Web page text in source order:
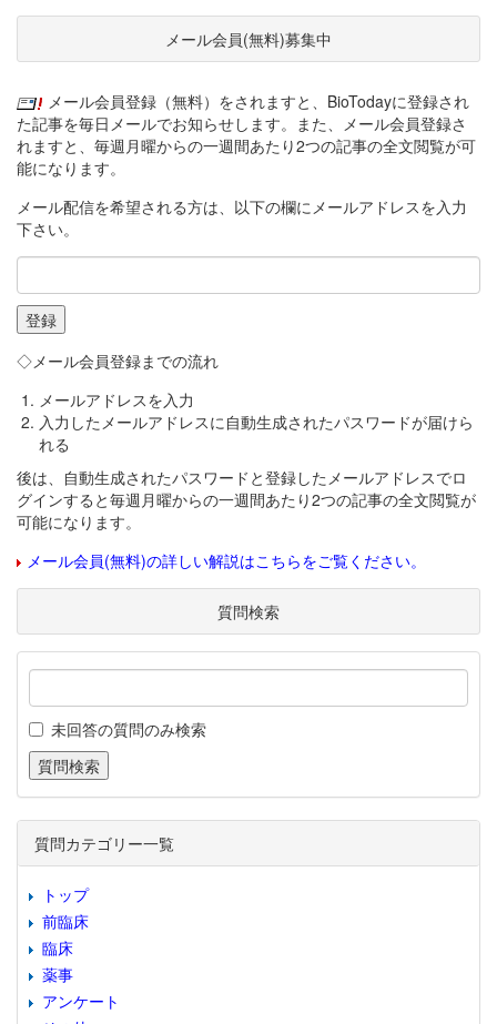
メール会員(無料)募集中
メール会員登録（無料）をされますと、BioTodayに登録され
た記事を毎日メールでお知らせします。また、メール会員登録さ
れますと、毎週月曜からの一週間あたり2つの記事の全文閲覧が可
能になります。
メール配信を希望される方は、以下の欄にメールアドレスを入力
下さい。
◇メール会員登録までの流れ
メールアドレスを入力
入力したメールアドレスに自動生成されたパスワードが届けら
れる
後は、自動生成されたパスワードと登録したメールアドレスでロ
グインすると毎週月曜からの一週間あたり2つの記事の全文閲覧が
可能になります。
メール会員(無料)の詳しい解説はこちらをご覧ください。
質問検索
未回答の質問のみ検索
質問カテゴリー一覧
トップ
前臨床
臨床
薬事
アンケート